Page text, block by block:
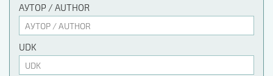
АУТОР / AUTHOR
UDK